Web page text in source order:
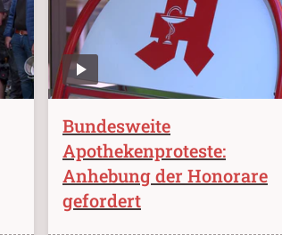
Bundesweite
Apothekenproteste:
Anhebung der Honorare
gefordert